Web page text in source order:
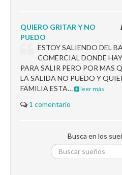
QUIERO GRITAR Y NO
PUEDO
ESTOY SALIENDO DEL
COMERCIAL DONDE
PARA SALIR PERO POR MAS
LA SALIDA NO PUEDO Y
FAMILIA ESTA…
leer más
1 comentario
Busca en los